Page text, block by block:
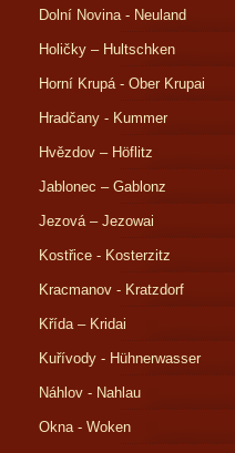
Dolní Novina - Neuland
Holičky – Hultschken
Horní Krupá - Ober Krupai
Hradčany - Kummer
Hvězdov – Höflitz
Jablonec – Gablonz
Jezová – Jezowai
Kostřice - Kosterzitz
Kracmanov - Kratzdorf
Křída – Kridai
Kuřívody - Hühnerwasser
Náhlov - Nahlau
Okna - Woken